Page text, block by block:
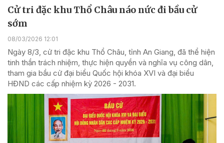
Cử tri đặc khu Thổ Châu náo nức đi bầu cử
sớm
08/03/2026 12:01
Ngày 8/3, cử tri đặc khu Thổ Châu, tỉnh An Giang, đã thể hiện
tinh thần trách nhiệm, thực hiện quyền và nghĩa vụ công dân,
tham gia bầu cử đại biểu Quốc hội khóa XVI và đại biểu
HĐND các cấp nhiệm kỳ 2026 - 2031.